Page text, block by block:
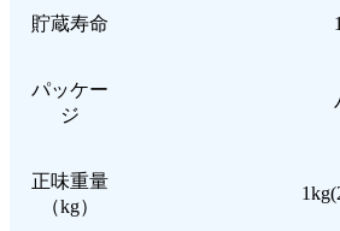
貯蔵寿命
パッケー
ジ
正味重量
（kg）